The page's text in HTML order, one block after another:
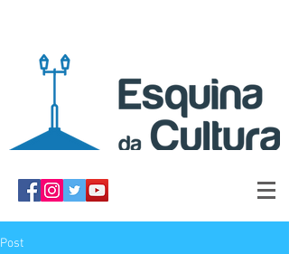
Post